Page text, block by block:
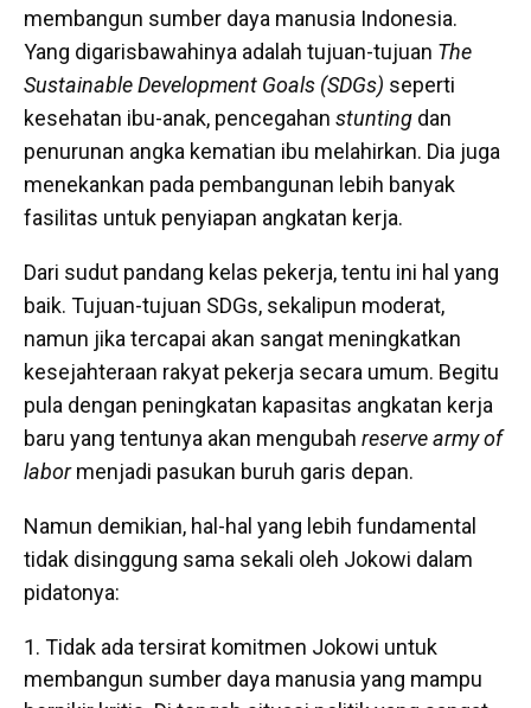
membangun sumber daya manusia Indonesia.
Yang digarisbawahinya adalah tujuan-tujuan The
Sustainable Development Goals (SDGs) seperti
kesehatan ibu-anak, pencegahan stunting dan
penurunan angka kematian ibu melahirkan. Dia juga
menekankan pada pembangunan lebih banyak
fasilitas untuk penyiapan angkatan kerja.
Dari sudut pandang kelas pekerja, tentu ini hal yang
baik. Tujuan-tujuan SDGs, sekalipun moderat,
namun jika tercapai akan sangat meningkatkan
kesejahteraan rakyat pekerja secara umum. Begitu
pula dengan peningkatan kapasitas angkatan kerja
baru yang tentunya akan mengubah reserve army of
labormenjadi pasukan buruh garis depan.
Namun demikian, hal-hal yang lebih fundamental
tidak disinggung sama sekali oleh Jokowi dalam
pidatonya:
Tidak ada tersirat komitmen Jokowi untuk
membangun sumber daya manusia yang mampu